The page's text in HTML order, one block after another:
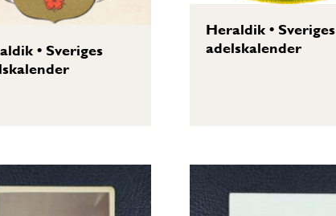
•Sveriges
Heraldik•Sveriges
adelskalender